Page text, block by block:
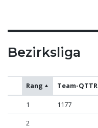
Bezirksliga
Rang Team-QTTR
1 1177
2